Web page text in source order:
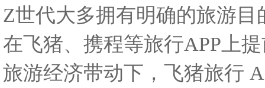
Z世代大多拥有明确的旅游
在飞猪、携程等旅行APP上
旅游经济带动下，飞猪旅行